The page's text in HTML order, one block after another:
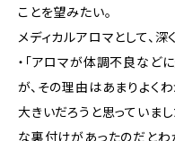
ことを望みたい。
メディカルアロマとして、
・「アロマが体調不良など
が、その理由はあまりよくわ
大きいだろうと思っていま
な裏付けがあったのだとわ